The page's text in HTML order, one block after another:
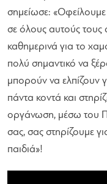
σημείωσε:
σε όλους αυτούς τους
καθημερινά για το
πολύ σημαντικό να
μπορούν να ελπίζουν
πάντα κοντά και
οργάνωση, μέσω του
σας, σας στηρίζουμε
παιδιά»!